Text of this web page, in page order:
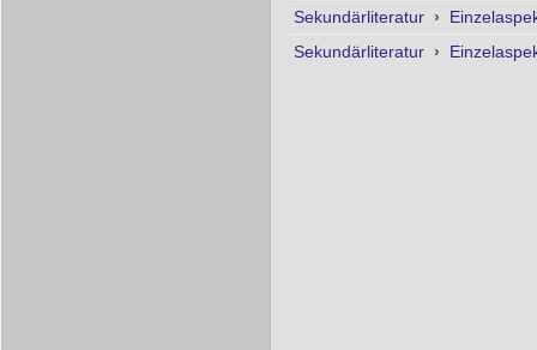
Sekundärliteratur ›
Sekundärliteratur ›